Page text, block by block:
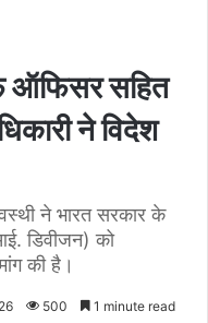
ऑफिसर सहित
ने विदेश
ने भारत सरकार के
डिवीजन) को
की है।
500 1 minute read